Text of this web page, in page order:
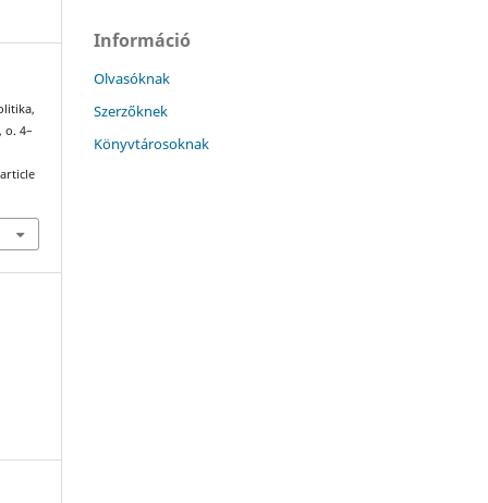
o. 4–
Információ
Olvasóknak
Szerzőknek
Könyvtárosoknak